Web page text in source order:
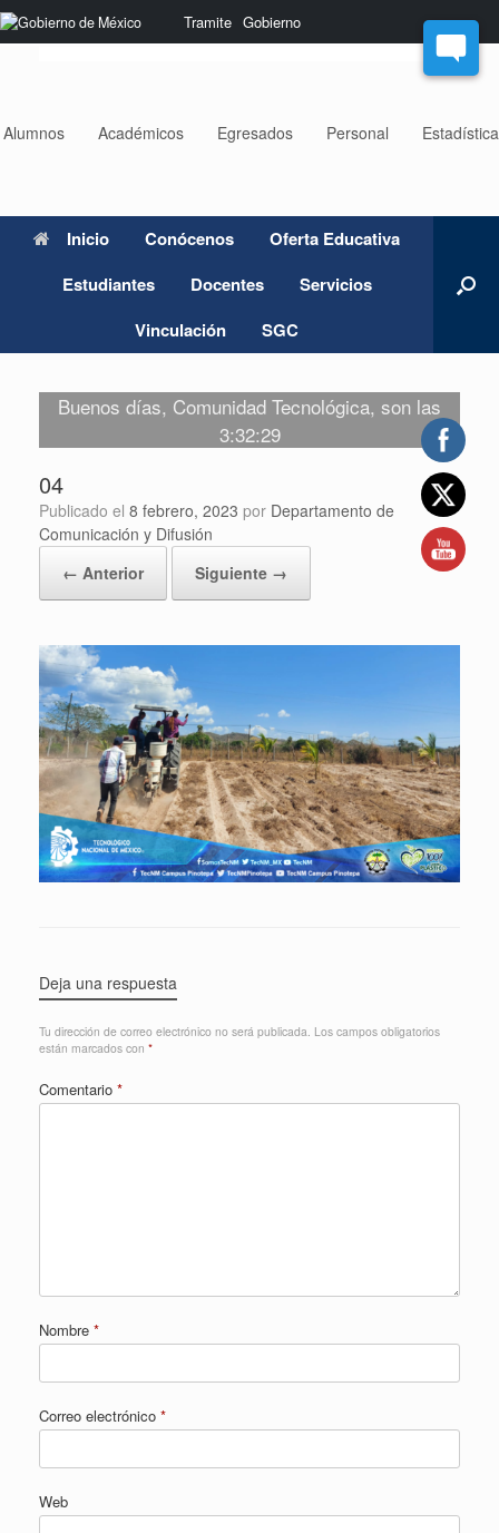
Nota:
este
sistema
Tramite Gobierno
Saltar
al
Alumnos Académicos Egresados Personal
Inicio Conócenos
Oferta Educativa
Estudiantes
Docentes
Servicios
Vinculación
SGC
Buenos días, Comunidad Tecnológica, son las
3:32:29
04
Publicado el 8 febrero, 2023 por Departamento de
Comunicación y Difusión
← Anterior
Siguiente →
Deja una respuesta
Tu dirección de correo electrónico no será publicada. Los campos obligatorios
están marcados con *
Comentario *
Nombre *
Correo electrónico *
Web